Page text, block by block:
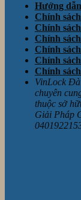
Hướng
Chính
Chính
Chính
Chính
Chính
Chính
VinLock
chuyên
thuộc sở
Giải Pháp